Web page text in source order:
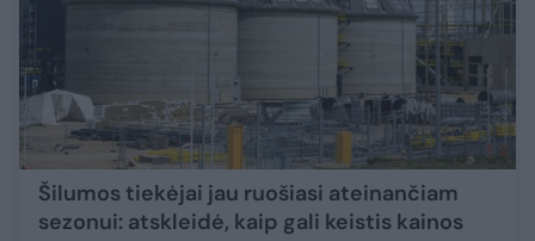
Šilumos tiekėjai jau ruošiasi ateinančiam
sezonui: atskleidė, kaip gali keistis kainos